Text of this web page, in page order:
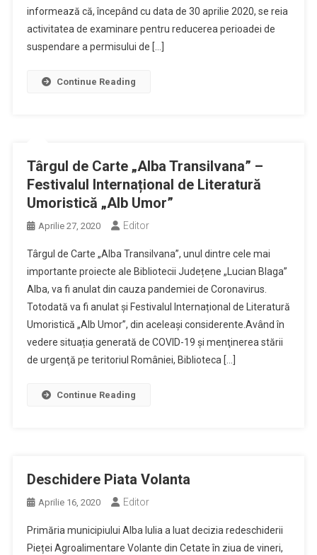
informează că, începând cu data de 30 aprilie 2020, se reia
activitatea de examinare pentru reducerea perioadei de
suspendare a permisului de […]
Continue Reading
Târgul de Carte „Alba Transilvana” –
Festivalul Internațional de Literatură
Umoristică „Alb Umor”
Aprilie 27, 2020 Editor
Târgul de Carte „Alba Transilvana”, unul dintre cele mai
importante proiecte ale Bibliotecii Județene „Lucian Blaga”
Alba, va fi anulat din cauza pandemiei de Coronavirus.
Totodată va fi anulat și Festivalul Internațional de Literatură
Umoristică „Alb Umor”, din aceleași considerente.Având în
vedere situația generată de COVID-19 și menţinerea stării
de urgenţă pe teritoriul României, Biblioteca […]
Continue Reading
Deschidere Piata Volanta
Aprilie 16, 2020 Editor
Primăria municipiului Alba Iulia a luat decizia redeschiderii
Pieței Agroalimentare Volante din Cetate în ziua de vineri,